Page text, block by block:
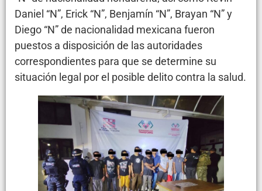
Daniel “N”, Erick “N”, Benjamín “N”, Brayan “N” y
Diego “N” de nacionalidad mexicana fueron
puestos a disposición de las autoridades
correspondientes para que se determine su
situación legal por el posible delito contra la salud.